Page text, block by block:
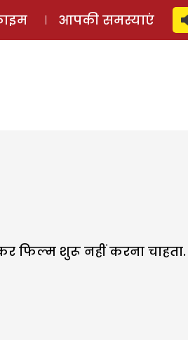
लॉग इन ⚲
आपकी समस्याएं
फिल्म शुरू नहीं करना चाहता.